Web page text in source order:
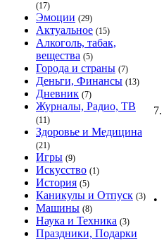
(17)
Эмоции (29)
Актуальное (15)
Алкоголь, табак,
вещества (5)
Города и страны (7)
Деньги, Финансы (13)
Дневник (7)
Журналы, Радио, ТВ
(11)
Здоровье и Медицина
(21)
Игры (9)
Искусство (1)
История (5)
Каникулы и Отпуск (3)
Машины (8)
Наука и Техника (3)
Праздники, Подарки
7.
•